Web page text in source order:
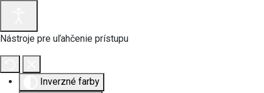
Nástroje pre uľahčenie prístupu
Inverzné farby